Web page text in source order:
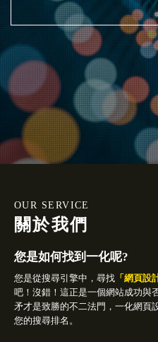
OUR SERVICE
關於我們
您是如何找到一化呢?
您是從搜尋引擎中，尋找 「網頁設
吧！沒錯！這正是一個網站成功與
矛才是致勝的不二法門，一化網頁
您的搜尋排名。